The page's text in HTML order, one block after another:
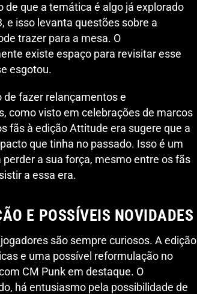
que a temática é algo já explorado
e isso levanta questões sobre a
trazer para a mesa. O
existe espaço para revisitar esse
esgotou.
de fazer relançamentos e
como visto em celebrações de marcos
fãs à edição Attitude era sugere que a
que tinha no passado. Isso é um
a sua força, mesmo entre os fãs
a essa era.
E POSSÍVEIS NOVIDADES
são sempre curiosos. A edição
e uma possível reformulação no
CM Punk em destaque. O
há entusiasmo pela possibilidade de